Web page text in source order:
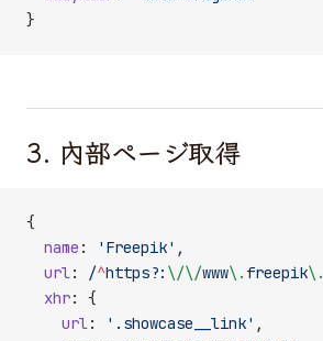
}
3. 内部ページ取得
{
  name
: 'Freepik' ,
  url
: /^https?: \/\/www\. freepik\.
  xhr
: {
    url
: '.showcase__link' ,